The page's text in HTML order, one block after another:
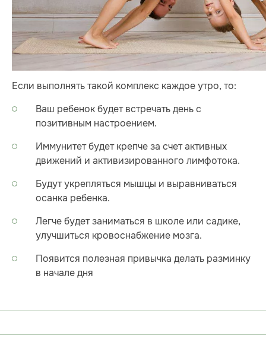
Если выполнять такой комплекс каждое утро, то:
Ваш ребенок будет встречать день с
позитивным настроением.
Иммунитет будет крепче за счет активных
движений и активизированного лимфотока.
Будут укрепляться мышцы и выравниваться
осанка ребенка.
Легче будет заниматься в школе или садике,
улучшиться кровоснабжение мозга.
Появится полезная привычка делать разминку
в начале дня